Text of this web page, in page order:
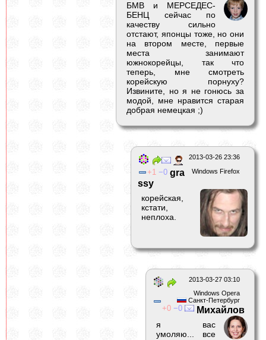
БМВ и МЕРСЕДЕС-
БЕНЦ сейчас по
качеству сильно
отстают, японцы тоже, но они
на втором месте, первые
места занимают
южнокорейцы, так что
теперь, мне смотреть
корейскую порнуху?
Извините, но я не гонюсь за
модой, мне нравится старая
добрая немецкая ;)
2013-03-26 23:36
Windows Firefox
1 0 gra
ssy
корейская,
кстати,
неплоха.
2013-03-27 03:10
Windows Opera
Санкт-Петербург
0 0 Михайлов
я вас
умоляю... все